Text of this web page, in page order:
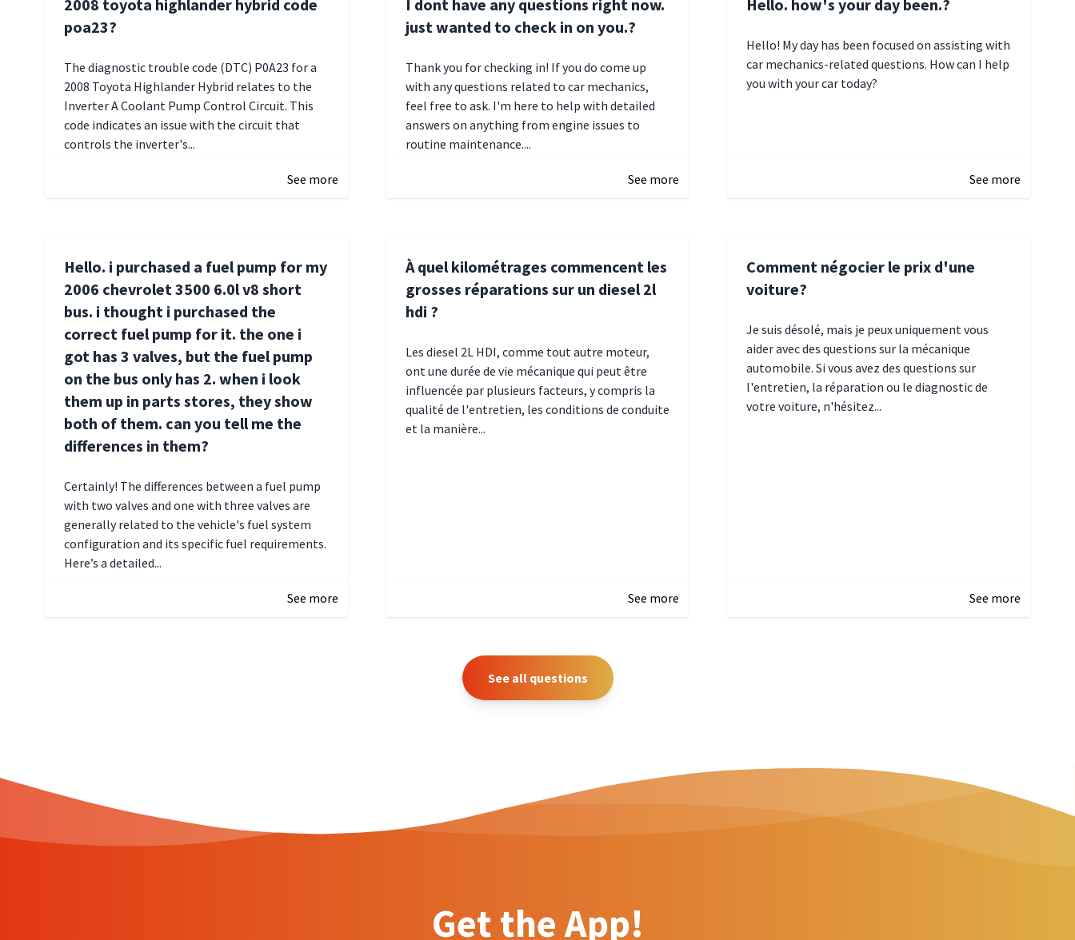
2008 toyota highlander hybrid code
poa23?
The diagnostic trouble code (DTC) P0A23 for a
2008 Toyota Highlander Hybrid relates to the
Inverter A Coolant Pump Control Circuit. This
code indicates an issue with the circuit that
controls the inverter's...
See more
I dont have any questions right now.
just wanted to check in on you.?
Thank you for checking in! If you do come up
with any questions related to car mechanics,
feel free to ask. I'm here to help with detailed
answers on anything from engine issues to
routine maintenance....
See more
Hello. how's your day been.?
Hello! My day has been focused on assisting with
car mechanics-related questions. How can I help
you with your car today?
See more
Hello. i purchased a fuel pump for my
2006 chevrolet 3500 6.0l v8 short
bus. i thought i purchased the
correct fuel pump for it. the one i
got has 3 valves, but the fuel pump
on the bus only has 2. when i look
them up in parts stores, they show
both of them. can you tell me the
differences in them?
Certainly! The differences between a fuel pump
with two valves and one with three valves are
generally related to the vehicle's fuel system
configuration and its specific fuel requirements.
Here’s a detailed...
See more
À quel kilométrages commencent les
grosses réparations sur un diesel 2l
hdi ?
Les diesel 2L HDI, comme tout autre moteur,
ont une durée de vie mécanique qui peut être
influencée par plusieurs facteurs, y compris la
qualité de l'entretien, les conditions de conduite
et la manière...
See more
Comment négocier le prix d'une
voiture?
Je suis désolé, mais je peux uniquement vous
aider avec des questions sur la mécanique
automobile. Si vous avez des questions sur
l'entretien, la réparation ou le diagnostic de
votre voiture, n'hésitez...
See more
See all questions
Get the App!